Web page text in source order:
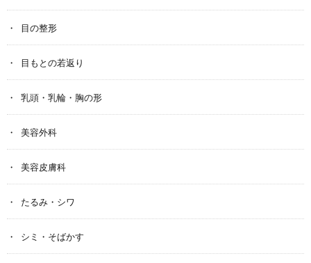
目の整形
目もとの若返り
乳頭・乳輪・胸の形
美容外科
美容皮膚科
たるみ・シワ
シミ・そばかす